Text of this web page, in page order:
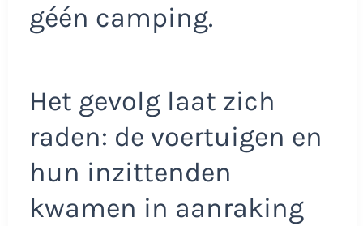
géén camping.
Het gevolg laat zich
raden: de voertuigen en
hun inzittenden
kwamen in aanraking